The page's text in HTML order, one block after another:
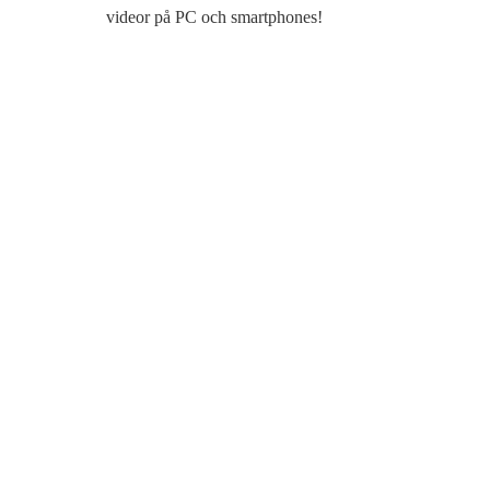
videor på PC och smartphones!